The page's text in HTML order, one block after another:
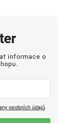
informace o
osobních údajů